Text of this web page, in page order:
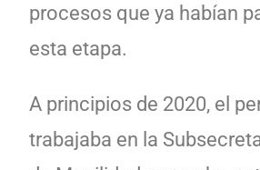
procesos que ya habían
esta etapa.
A principios de 2020, el
trabajaba en la